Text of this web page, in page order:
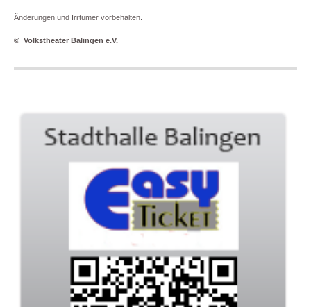
Änderungen und Irrtümer vorbehalten.
© Volkstheater Balingen e.V.